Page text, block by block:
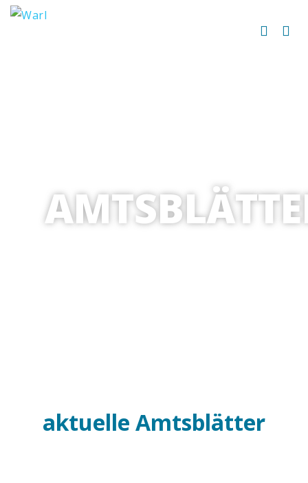
aktuelle Amtsblätter